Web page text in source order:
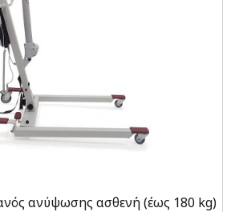
ανύψωσης ασθενή (έως 180 kg)